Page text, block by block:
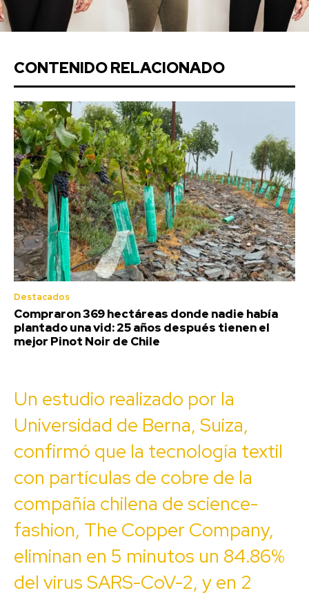
CONTENIDO RELACIONADO
Destacados
Compraron 369 hectáreas donde nadie había
plantado una vid: 25 años después tienen el
mejor Pinot Noir de Chile
Un estudio realizado por la
Universidad de Berna, Suiza,
confirmó que la tecnología textil
con partículas de cobre de la
compañía chilena de science-
fashion, The Copper Company,
eliminan en 5 minutos un 84.86%
del virus SARS-CoV-2, y en 2